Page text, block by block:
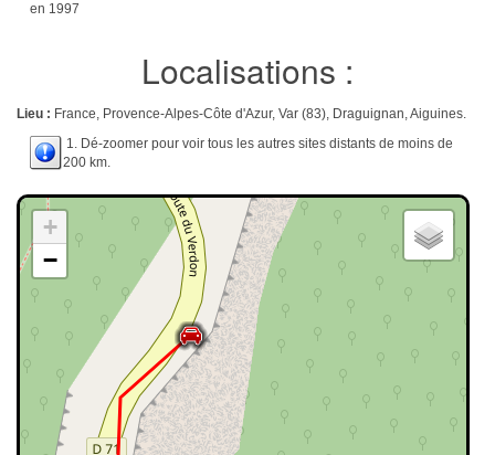
en 1997
Localisations :
Lieu : France, Provence-Alpes-Côte d'Azur, Var (83), Draguignan, Aiguines.
1. Dé-zoomer pour voir tous les autres sites distants de moins de
200 km.
+
−